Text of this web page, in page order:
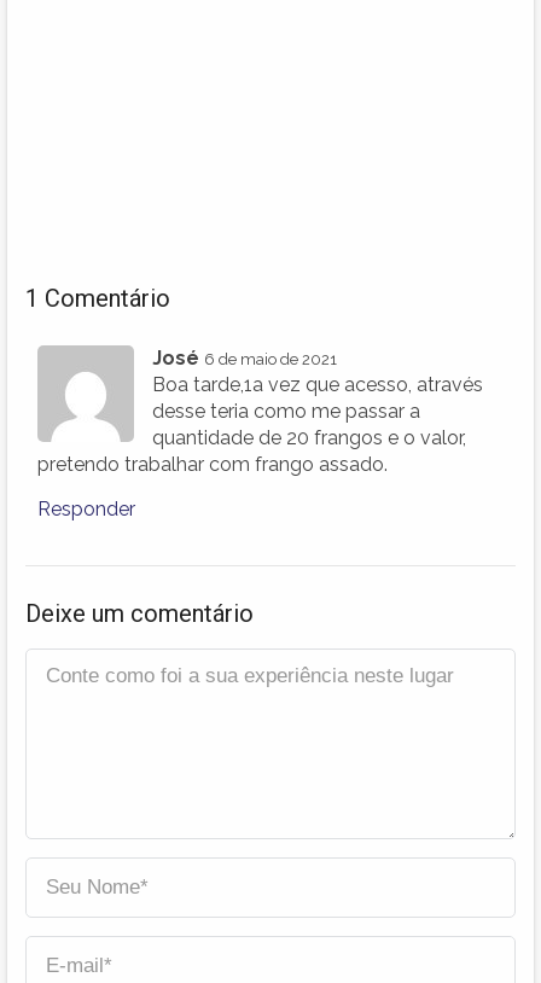
1 Comentário
José 6 de maio de 2021
Boa tarde,1a vez que acesso, através
desse teria como me passar a
quantidade de 20 frangos e o valor,
pretendo trabalhar com frango assado.
Responder
Deixe um comentário